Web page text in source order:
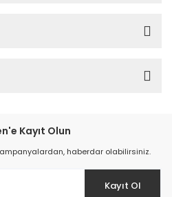
Kayıt Olun
haberdar olabilirsiniz.
Kayıt Ol